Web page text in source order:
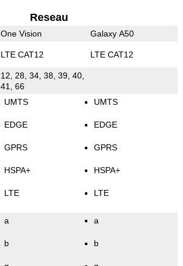
Reseau
One Vision Galaxy A50
LTE CAT12 LTE CAT12
12, 28, 34, 38, 39, 40,
41, 66
UMTS
EDGE
GPRS
HSPA+
LTE
UMTS
EDGE
GPRS
HSPA+
LTE
a
b
a
b